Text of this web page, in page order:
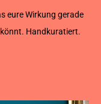
eure Wirkung gerade
Handkuratiert.